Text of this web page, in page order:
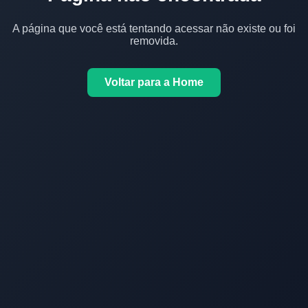
A página que você está tentando acessar não existe ou foi
removida.
Voltar para a Home